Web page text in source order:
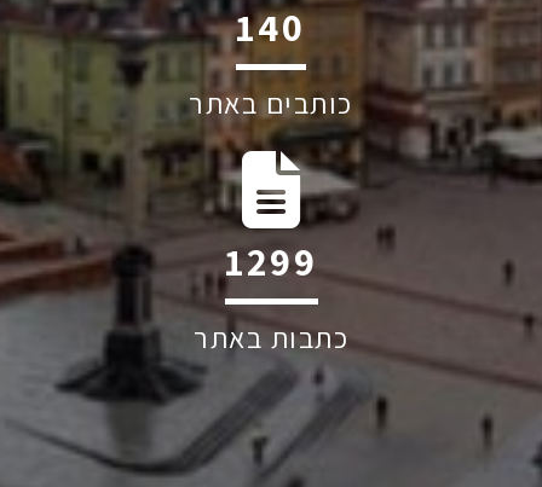
201
כותבים באתר
1874
כתבות באתר